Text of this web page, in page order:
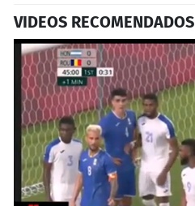
VIDEOS RECOMENDADOS